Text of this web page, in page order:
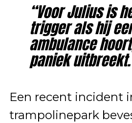
“Voor Julius is
trigger als hij
ambulance
paniek
Een recent incident
trampolinepark